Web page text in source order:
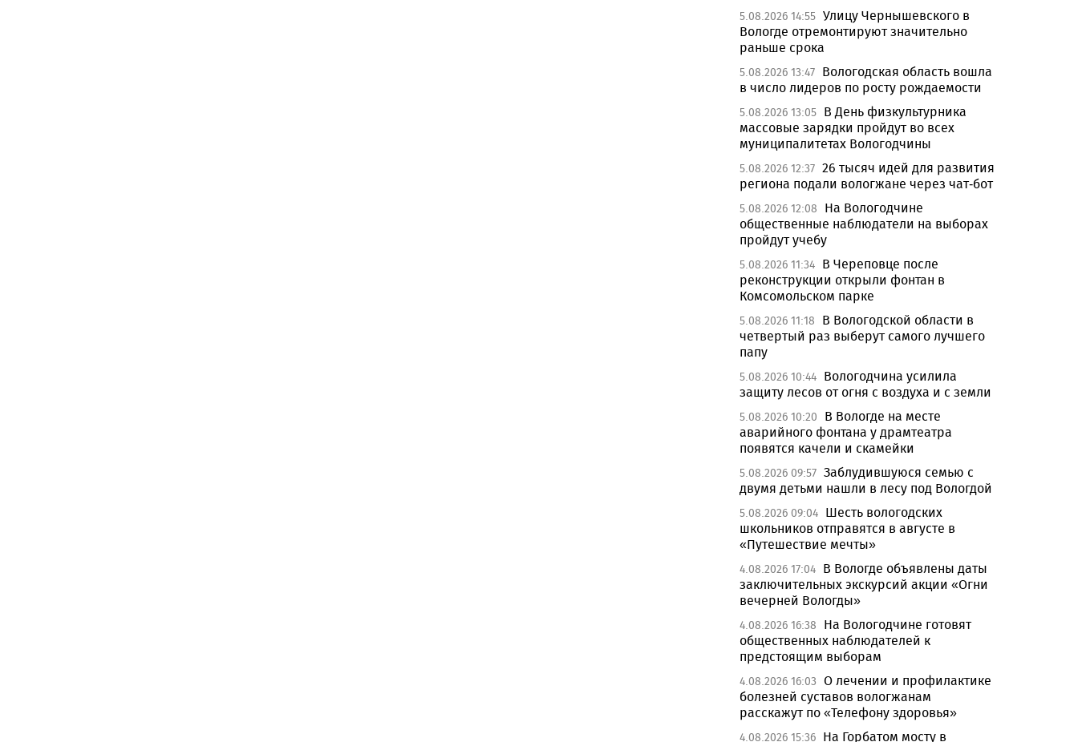
5.08.2026 14:55 Улицу Чернышевского в
Вологде отремонтируют значительно
раньше срока
5.08.2026 13:47 Вологодская область вошла
в число лидеров по росту рождаемости
5.08.2026 13:05 В День физкультурника
массовые зарядки пройдут во всех
муниципалитетах Вологодчины
5.08.2026 12:37 26 тысяч идей для развития
региона подали вологжане через чат-бот
5.08.2026 12:08
На Вологодчине
общественные наблюдатели на выборах
пройдут учебу
5.08.2026 11:34 В Череповце после
реконструкции открыли фонтан в
Комсомольском парке
5.08.2026 11:18
В Вологодской области в
четвертый раз выберут самого лучшего
папу
5.08.2026 10:44 Вологодчина усилила
защиту лесов от огня с воздуха и с земли
5.08.2026 10:20
В Вологде на месте
аварийного фонтана у драмтеатра
появятся качели и скамейки
5.08.2026 09:57 Заблудившуюся семью с
двумя детьми нашли в лесу под Вологдой
5.08.2026 09:04 Шесть вологодских
школьников отправятся в августе в
«Путешествие мечты»
4.08.2026 17:04 В Вологде объявлены даты
заключительных экскурсий акции «Огни
вечерней Вологды»
4.08.2026 16:38
На Вологодчине готовят
общественных наблюдателей к
предстоящим выборам
4.08.2026 16:03 О лечении и профилактике
болезней суставов вологжанам
расскажут по «Телефону здоровья»
4.08.2026 15:36 На Горбатом мосту в